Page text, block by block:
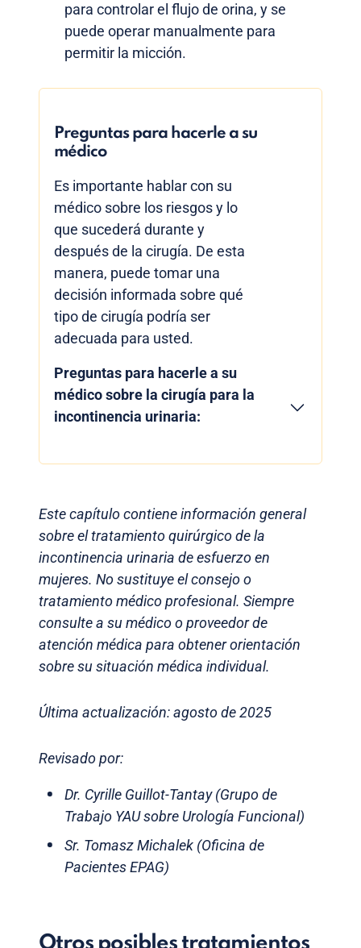
para controlar el flujo de orina, y se
puede operar manualmente para
permitir la micción.
Preguntas para hacerle a su
médico
Es importante hablar con su
médico sobre los riesgos y lo
que sucederá durante y
después de la cirugía. De esta
manera, puede tomar una
decisión informada sobre qué
tipo de cirugía podría ser
adecuada para usted.
Preguntas para hacerle a su
médico sobre la cirugía para la
incontinencia urinaria:
Este capítulo contiene información general
sobre el tratamiento quirúrgico de la
incontinencia urinaria de esfuerzo en
mujeres. No sustituye el consejo o
tratamiento médico profesional. Siempre
consulte a su médico o proveedor de
atención médica para obtener orientación
sobre su situación médica individual.
Última actualización: agosto de 2025
Revisado por:
Dr. Cyrille Guillot-Tantay (Grupo de
Trabajo YAU sobre Urología Funcional)
Sr. Tomasz Michalek (Oficina de
Pacientes EPAG)